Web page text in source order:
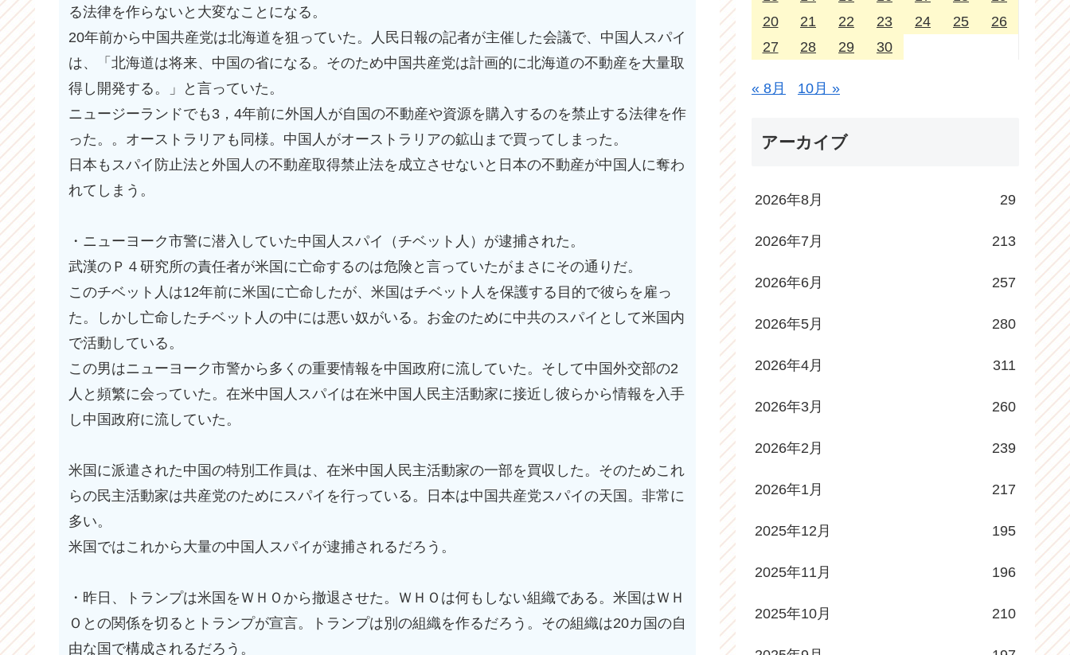
る法律を作らないと大変なことになる。
20年前から中国共産党は北海道を狙っていた。人民日報の記者が主催した会議で、中国人スパイ
は、「北海道は将来、中国の省になる。そのため中国共産党は計画的に北海道の不動産を大量取
得し開発する。」と言っていた。
ニュージーランドでも3，4年前に外国人が自国の不動産や資源を購入するのを禁止する法律を作
った。。オーストラリアも同様。中国人がオーストラリアの鉱山まで買ってしまった。
日本もスパイ防止法と外国人の不動産取得禁止法を成立させないと日本の不動産が中国人に奪わ
れてしまう。
・ニューヨーク市警に潜入していた中国人スパイ（チベット人）が逮捕された。
武漢のＰ４研究所の責任者が米国に亡命するのは危険と言っていたがまさにその通りだ。
このチベット人は12年前に米国に亡命したが、米国はチベット人を保護する目的で彼らを雇っ
た。しかし亡命したチベット人の中には悪い奴がいる。お金のために中共のスパイとして米国内
で活動している。
この男はニューヨーク市警から多くの重要情報を中国政府に流していた。そして中国外交部の2
人と頻繁に会っていた。在米中国人スパイは在米中国人民主活動家に接近し彼らから情報を入手
し中国政府に流していた。
米国に派遣された中国の特別工作員は、在米中国人民主活動家の一部を買収した。そのためこれ
らの民主活動家は共産党のためにスパイを行っている。日本は中国共産党スパイの天国。非常に
多い。
米国ではこれから大量の中国人スパイが逮捕されるだろう。
・昨日、トランプは米国をＷＨＯから撤退させた。ＷＨＯは何もしない組織である。米国はＷＨ
Ｏとの関係を切るとトランプが宣言。トランプは別の組織を作るだろう。その組織は20カ国の自
由な国で構成されるだろう。
20
21 22 23 24 25
26
27
28 29 30
« 8月 10月 »
アーカイブ
2026年8月 29
2026年7月 213
2026年6月 257
2026年5月 280
2026年4月 311
2026年3月 260
2026年2月 239
2026年1月 217
2025年12月 195
2025年11月 196
2025年10月 210